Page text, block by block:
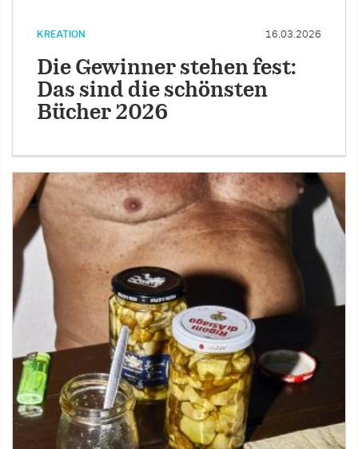
KREATION 16.03.2026
Die Gewinner stehen fest:
Das sind die schönsten
Bücher 2026